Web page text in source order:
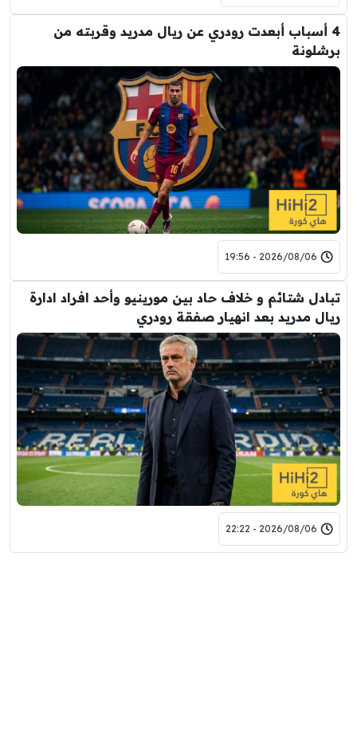
4 أسباب أبعدت رودري عن ريال مدريد وقربته من
برشلونة
2026/08/06 - 19:56
تبادل شتائم و خلاف حاد بين مورينيو وأحد افراد ادارة
ريال مدريد بعد انهيار صفقة رودري
2026/08/06 - 22:22